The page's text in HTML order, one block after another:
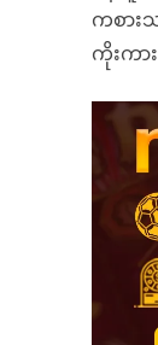
ကစား
ကိုးကာ